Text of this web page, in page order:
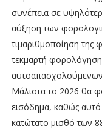
συνέπεια σε
αύξηση των
τιμαριθμοποίηση της
τεκμαρτή
Μάλιστα το 2026 θα
εισόδημα, καθώς
κατώτατο μισθό των